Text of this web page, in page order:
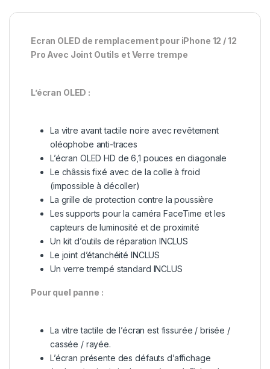
Ecran OLED de remplacement pour iPhone 12 / 12
Pro Avec Joint Outils et Verre trempe
L’écran OLED :
La vitre avant tactile noire avec revêtement
oléophobe anti-traces
L’écran OLED HD de 6,1 pouces en diagonale
Le châssis fixé avec de la colle à froid
(impossible à décoller)
La grille de protection contre la poussière
Les supports pour la caméra FaceTime et les
capteurs de luminosité et de proximité
Un kit d’outils de réparation INCLUS
Le joint d’étanchéité INCLUS
Un verre trempé standard INCLUS
Pour quel panne :
La vitre tactile de l’écran est fissurée / brisée /
cassée / rayée.
L’écran présente des défauts d’affichage